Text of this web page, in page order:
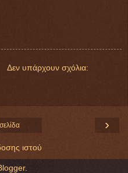
Δεν υπάρχουν σχόλια:
›
ιστού
.